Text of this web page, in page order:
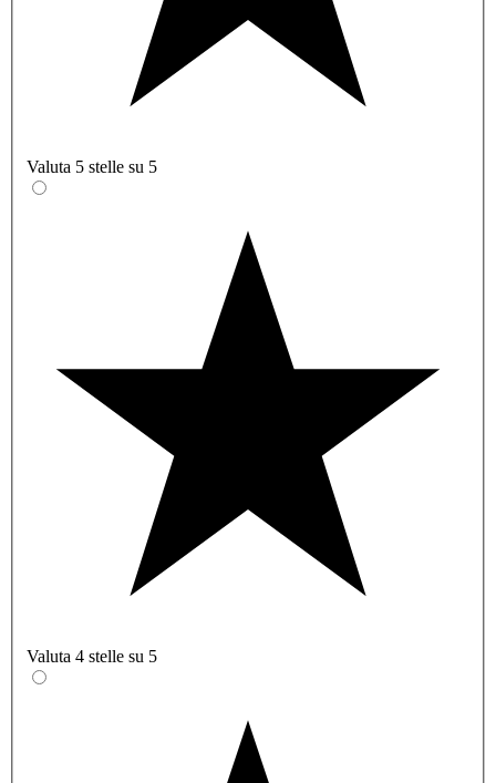
Valuta 5 stelle su 5
Valuta 4 stelle su 5